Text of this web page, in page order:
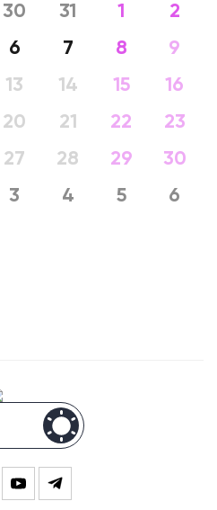
30 31 1
2
6 7 8
9
13 14 15
16
20 21 22
23
27 28 29
30
3 4 5 6